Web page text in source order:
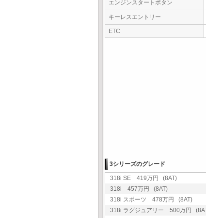
エンジンスタートボタン
キーレスエントリー
ETC
3シリーズのグレード
318i SE 419万円 (8AT)
318i 457万円 (8AT)
318i スポーツ 478万円 (8AT)
318i ラグジュアリー 500万円